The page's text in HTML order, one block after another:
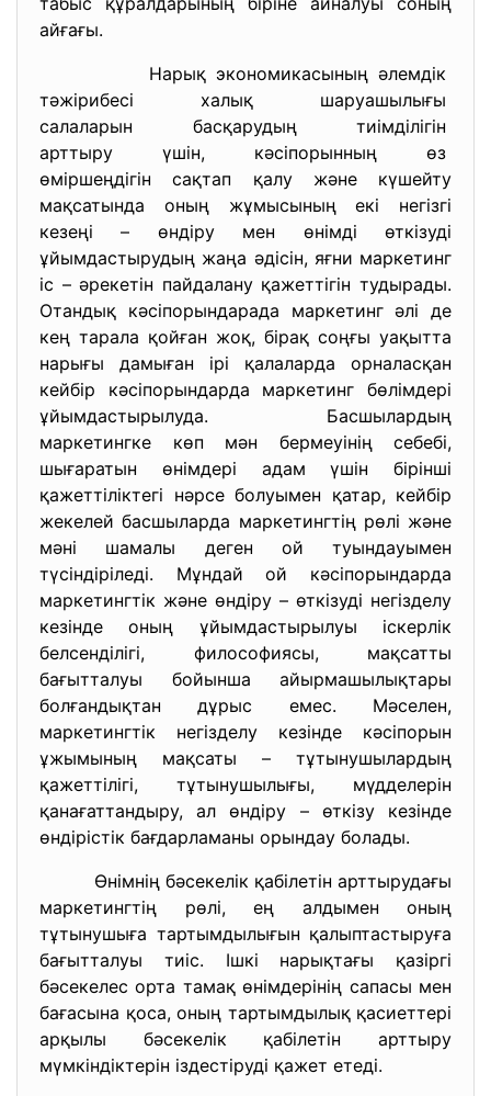
айғағы.
Нарық экономикасының әлемдік
тәжірибесі халық шаруашылығы
салаларын басқарудың тиімділігін
арттыру үшін, кәсіпорынның өз
өміршеңдігін сақтап қалу және күшейту
мақсатында оның жұмысының екі негізгі
кезеңі – өндіру мен өнімді өткізуді
ұйымдастырудың жаңа әдісін, яғни маркетинг
іс – әрекетін пайдалану қажеттігін тудырады.
Отандық кәсіпорындарада маркетинг әлі де
кең тарала қойған жоқ, бірақ соңғы уақытта
нарығы дамыған ірі қалаларда орналасқан
кейбір кәсіпорындарда маркетинг бөлімдері
ұйымдастырылуда. Басшылардың
маркетингке көп мән бермеуінің себебі,
шығаратын өнімдері адам үшін бірінші
қажеттіліктегі нәрсе болуымен қатар, кейбір
жекелей басшыларда маркетингтің рөлі және
мәні шамалы деген ой туындауымен
түсіндіріледі. Мұндай ой кәсіпорындарда
маркетингтік және өндіру – өткізуді негізделу
кезінде оның ұйымдастырылуы іскерлік
белсенділігі, философиясы, мақсатты
бағытталуы бойынша айырмашылықтары
болғандықтан дұрыс емес. Мәселен,
маркетингтік негізделу кезінде кәсіпорын
ұжымының мақсаты – тұтынушылардың
қажеттілігі, тұтынушылығы, мүдделерін
қанағаттандыру, ал өндіру – өткізу кезінде
өндірістік бағдарламаны орындау болады.
Өнімнің бәсекелік қабілетін арттырудағы
маркетингтің рөлі, ең алдымен оның
тұтынушыға тартымдылығын қалыптастыруға
бағытталуы тиіс. Ішкі нарықтағы қазіргі
бәсекелес орта тамақ өнімдерінің сапасы мен
бағасына қоса, оның тартымдылық қасиеттері
арқылы бәсекелік қабілетін арттыру
мүмкіндіктерін іздестіруді қажет етеді.